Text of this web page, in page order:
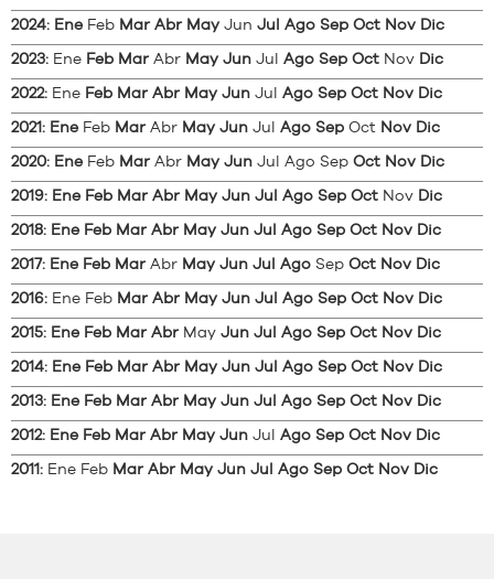
2024: Ene Feb Mar Abr May Jun Jul Ago Sep Oct Nov Dic
2023: Ene Feb Mar Abr May Jun Jul Ago Sep Oct Nov Dic
2022: Ene Feb Mar Abr May Jun Jul Ago Sep Oct Nov Dic
2021: Ene Feb Mar Abr May Jun Jul Ago Sep Oct Nov Dic
2020: Ene Feb Mar Abr May Jun Jul Ago Sep Oct Nov Dic
2019: Ene Feb Mar Abr May Jun Jul Ago Sep Oct Nov Dic
2018: Ene Feb Mar Abr May Jun Jul Ago Sep Oct Nov Dic
2017: Ene Feb Mar Abr May Jun Jul Ago Sep Oct Nov Dic
2016: Ene Feb Mar Abr May Jun Jul Ago Sep Oct Nov Dic
2015: Ene Feb Mar Abr May Jun Jul Ago Sep Oct Nov Dic
2014: Ene Feb Mar Abr May Jun Jul Ago Sep Oct Nov Dic
2013: Ene Feb Mar Abr May Jun Jul Ago Sep Oct Nov Dic
2012: Ene Feb Mar Abr May Jun Jul Ago Sep Oct Nov Dic
2011: Ene Feb Mar Abr May Jun Jul Ago Sep Oct Nov Dic